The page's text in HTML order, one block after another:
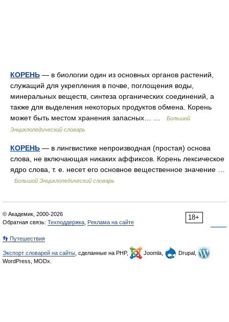
КОРЕНЬ — в биологии один из основных органов растений,
служащий для укрепления в почве, поглощения воды,
минеральных веществ, синтеза органических соединений, а
также для выделения некоторых продуктов обмена. Корень
может быть местом хранения запасных… …
Большой
Энциклопедический словарь
КОРЕНЬ — в лингвистике непроизводная (простая) основа
слова, не включающая никаких аффиксов. Корень лексическое
ядро слова, т. е. несет его основное вещественное значение …
Большой Энциклопедический словарь
18+
© Академик, 2000-2026
Обратная связь: Техподдержка Реклама на сайте
👣 Путешествия
Экспорт словарей на сайты , сделанные на PHP, Joomla,
Drupal,
WordPress, MODx.